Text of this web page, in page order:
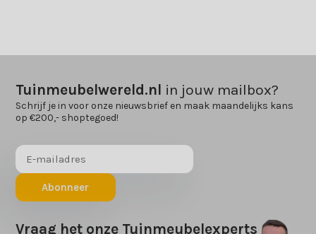
Tuinmeubelwereld.nl in jouw mailbox?
Schrijf je in voor onze nieuwsbrief en maak maandelijks kans
op €200,- shoptegoed!
Abonneer
Vraag het onze Tuinmeubelexperts